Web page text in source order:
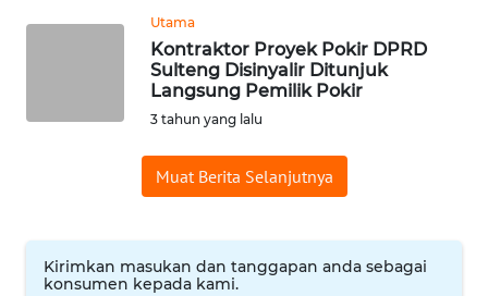
Utama
Kontraktor Proyek Pokir DPRD
Sulteng Disinyalir Ditunjuk
Langsung Pemilik Pokir
3 tahun yang lalu
Muat Berita Selanjutnya
Kirimkan masukan dan tanggapan anda sebagai
konsumen kepada kami.
WN